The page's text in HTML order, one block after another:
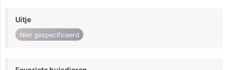
Uitje
Niet gespecificeerd